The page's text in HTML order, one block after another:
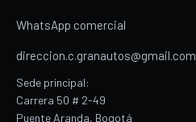
WhatsApp comercial
direccion.c.granautos@gmail.com
Sede principal:
Carrera 50 # 2-49
Puente Aranda, Bogotá